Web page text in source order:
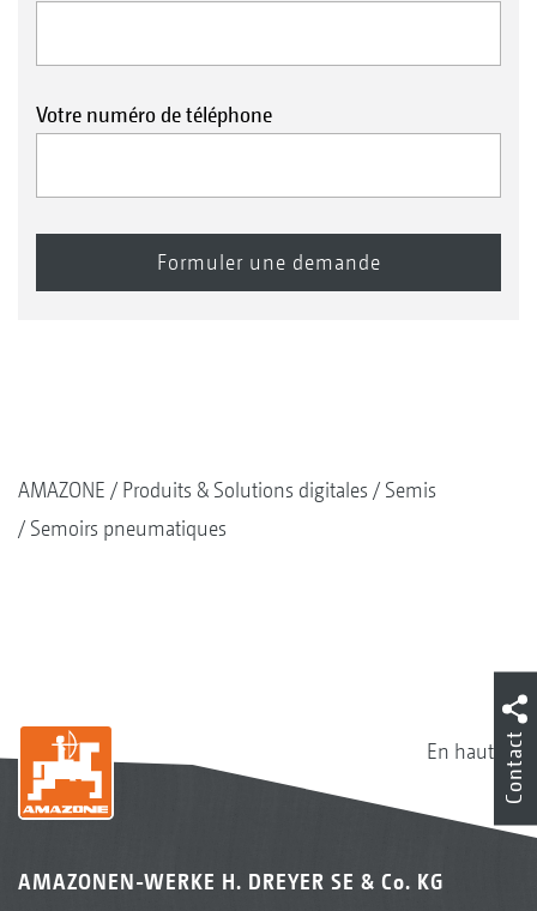
Votre numéro de téléphone
AMAZONE Produits & Solutions digitales
Semis
Semoirs pneumatiques
En haut
AMAZONEN-WERKE H. DREYER SE & Co. KG
Contact